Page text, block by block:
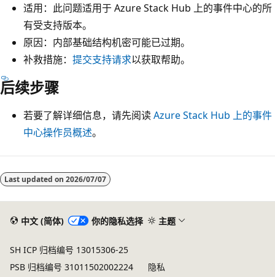
适用：此问题适用于 Azure Stack Hub 上的事件中心的所
有受支持版本。
原因：内部基础结构机密可能已过期。
补救措施： 提交支持请求以获取帮助。
后续步骤
若要了解详细信息，请先阅读Azure Stack Hub 上的事件
中心操作员概述。
阅
读Last updated on 2026/07/07
中文 (简体) 你的隐私选择 主题
SH ICP 归档编号 13015306-25
PSB 归档编号 31011502002224
隐私